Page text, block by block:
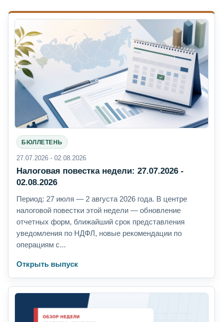
БЮЛЛЕТЕНЬ
27.07.2026 - 02.08.2026
Налоговая повестка недели: 27.07.2026 -
02.08.2026
Период: 27 июля — 2 августа 2026 года. В центре
налоговой повестки этой недели — обновление
отчетных форм, ближайший срок представления
уведомления по НДФЛ, новые рекомендации по
операциям с...
Открыть выпуск